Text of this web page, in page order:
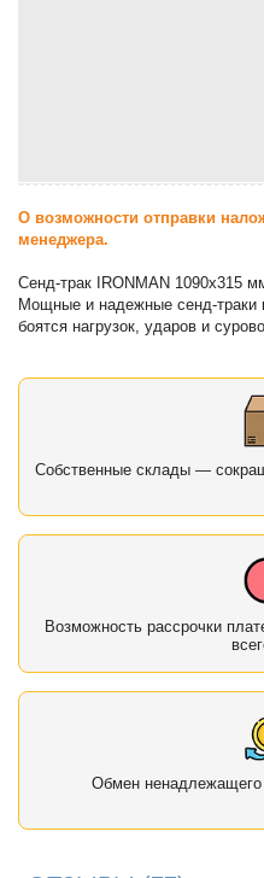
О возможности отправки
менеджера.
Сенд-трак IRONMAN 1090х315
Мощные и надежные сенд-траки
боятся нагрузок, ударов и
Собственные склады —
Возможность рассрочки
Обмен ненадлежащего